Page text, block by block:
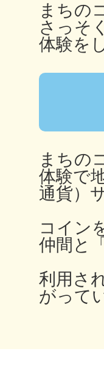
まちの
さっそ
体験を
まちの
体験で
通貨）
コイン
仲間と
利用さ
がって